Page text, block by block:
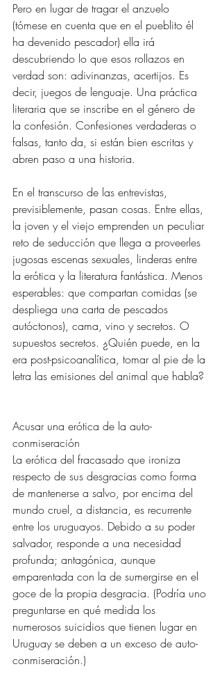
Pero en lugar de tragar el anzuelo
(tómese en cuenta que en el pueblito él
ha devenido pescador) ella irá
descubriendo lo que esos rollazos en
verdad son: adivinanzas, acertijos. Es
decir, juegos de lenguaje. Una práctica
literaria que se inscribe en el género de
la confesión. Confesiones verdaderas o
falsas, tanto da, si están bien escritas y
abren paso a una historia.
En el transcurso de las entrevistas,
previsiblemente, pasan cosas. Entre ellas,
la joven y el viejo emprenden un peculiar
reto de seducción que llega a proveerles
jugosas escenas sexuales, linderas entre
la erótica y la literatura fantástica. Menos
esperables: que compartan comidas (se
despliega una carta de pescados
autóctonos), cama, vino y secretos. O
supuestos secretos. ¿Quién puede, en la
era post-psicoanalítica, tomar al pie de la
letra las emisiones del animal que habla?
Acusar una erótica de la auto-
conmiseración
La erótica del fracasado que ironiza
respecto de sus desgracias como forma
de mantenerse a salvo, por encima del
mundo cruel, a distancia, es recurrente
entre los uruguayos. Debido a su poder
salvador, responde a una necesidad
profunda; antagónica, aunque
emparentada con la de sumergirse en el
goce de la propia desgracia. (Podría uno
preguntarse en qué medida los
numerosos suicidios que tienen lugar en
Uruguay se deben a un exceso de auto-
conmiseración.)